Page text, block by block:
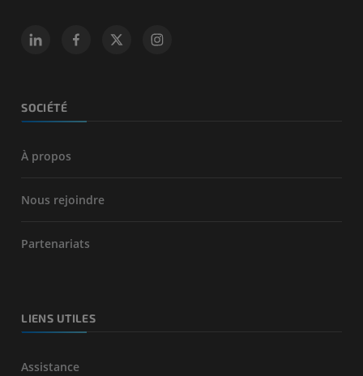
SOCIÉTÉ
À propos
Nous rejoindre
Partenariats
LIENS UTILES
Assistance